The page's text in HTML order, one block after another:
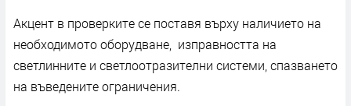
Акцент в проверките се поставя върху наличието на
необходимото оборудване, изправността на
светлинните и светлоотразителни системи, спазването
на въведените ограничения.